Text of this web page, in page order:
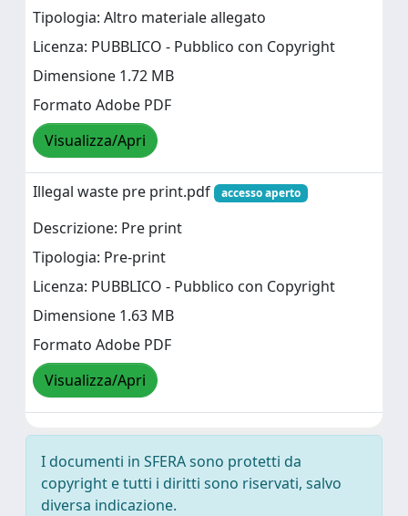
Tipologia: Altro materiale allegato
Licenza: PUBBLICO - Pubblico con Copyright
Dimensione 1.72 MB
Formato Adobe PDF
Visualizza/Apri
Illegal waste pre print.pdf accesso aperto
Descrizione: Pre print
Tipologia: Pre-print
Licenza: PUBBLICO - Pubblico con Copyright
Dimensione 1.63 MB
Formato Adobe PDF
Visualizza/Apri
I documenti in SFERA sono protetti da
copyright e tutti i diritti sono riservati, salvo
diversa indicazione.